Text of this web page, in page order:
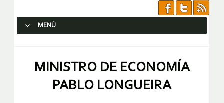
MENÚ
MINISTRO DE ECONOMÍA
PABLO LONGUEIRA